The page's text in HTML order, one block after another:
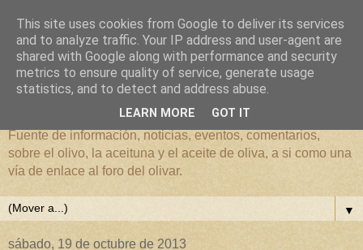
El mundo del Olivar
Fuente de información, noticias, eventos, comentarios,
sobre el olivo, la aceituna y el aceite de oliva, a si como una
vía de enlace al foro del olivar.
▼
sábado, 19 de octubre de 2013
This site uses cookies from Google to deliver its services
and to analyze traffic. Your IP address and user-agent are
shared with Google along with performance and security
metrics to ensure quality of service, generate usage
statistics, and to detect and address abuse.
LEARN MORE GOT IT